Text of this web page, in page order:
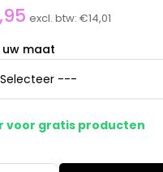
excl. btw:€14,01
uw maat
voor gratis producten